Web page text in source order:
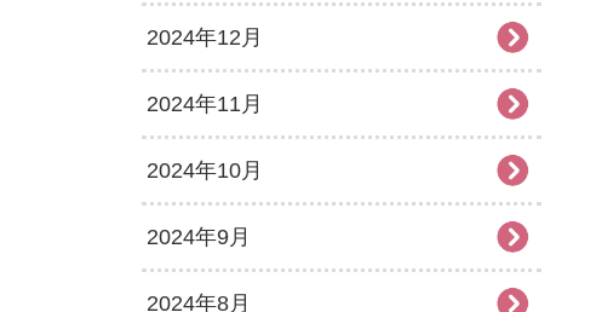
2024年12月
2024年11月
2024年10月
2024年9月
2024年8月